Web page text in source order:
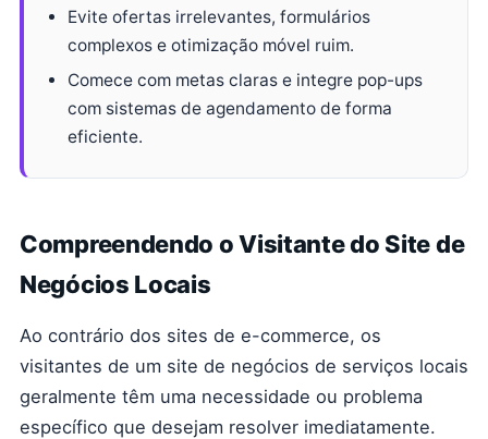
Evite ofertas irrelevantes, formulários
complexos e otimização móvel ruim.
Comece com metas claras e integre pop-ups
com sistemas de agendamento de forma
eficiente.
Compreendendo o Visitante do Site de
Negócios Locais
Ao contrário dos sites de e-commerce, os
visitantes de um site de negócios de serviços locais
geralmente têm uma necessidade ou problema
específico que desejam resolver imediatamente.